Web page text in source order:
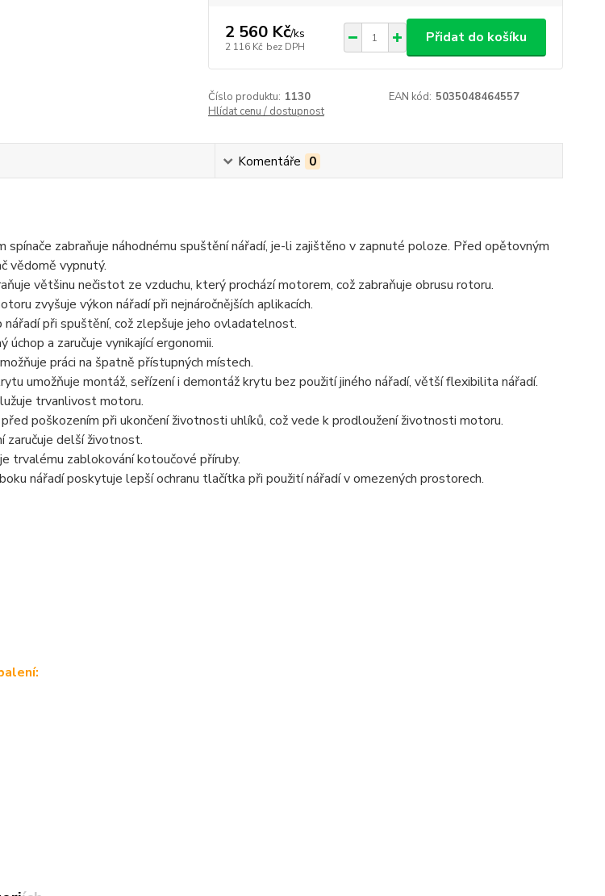
2 560 Kč/ks
2 116 Kč bez DPH
Přidat do košíku
Číslo produktu: 1130 EAN kód: 5035048464557
Hlídat cenu / dostupnost
Komentáře 0
zabraňuje náhodnému spuštění nářadí, je-li zajištěno v zapnuté poloze. Před opětovným
vědomě vypnutý.
většinu nečistot ze vzduchu, který prochází motorem, což zabraňuje obrusu rotoru.
zvyšuje výkon nářadí při nejnáročnějších aplikacích.
při spuštění, což zlepšuje jeho ovladatelnost.
a zaručuje vynikající ergonomii.
práci na špatně přístupných místech.
umožňuje montáž, seřízení i demontáž krytu bez použití jiného nářadí, větší flexibilita nářadí.
trvanlivost motoru.
poškozením při ukončení životnosti uhlíků, což vede k prodloužení životnosti motoru.
zaručuje delší životnost.
trvalému zablokování kotoučové příruby.
nářadí poskytuje lepší ochranu tlačítka při použití nářadí v omezených prostorech.